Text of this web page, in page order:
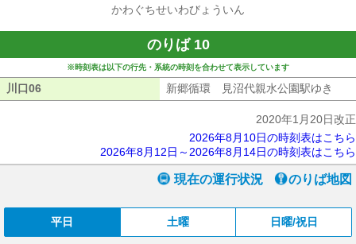
かわぐちせいわびょういん
のりば 10
※時刻表は以下の行先・系統の時刻を合わせて表示しています
川口06 新郷循環 見沼代親水公園駅ゆき
2020年1月20日改正
2026年8月10日の時刻表はこちら
2026年8月12日～2026年8月14日の時刻表はこちら
現在の運行状況 のりば地図
平日 土曜 日曜/祝日